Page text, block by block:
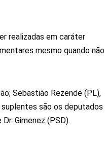
realizadas em caráter
mesmo quando não
Sebastião Rezende (PL),
suplentes são os deputados
Gimenez (PSD).